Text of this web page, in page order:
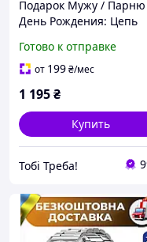
Подарок Мужу / Парню
День Рождения: Цепь
Нержавеющей Стали с
Посланием
Готово к отправке
от 199₴/мес
1 195₴
Купить
Тобі Треба!